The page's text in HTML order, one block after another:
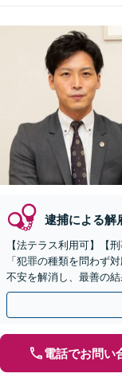
逮捕による解
【法テラス利用可】【
「犯罪の種類を問わず
不安を解消し、最善の
電話でお問い